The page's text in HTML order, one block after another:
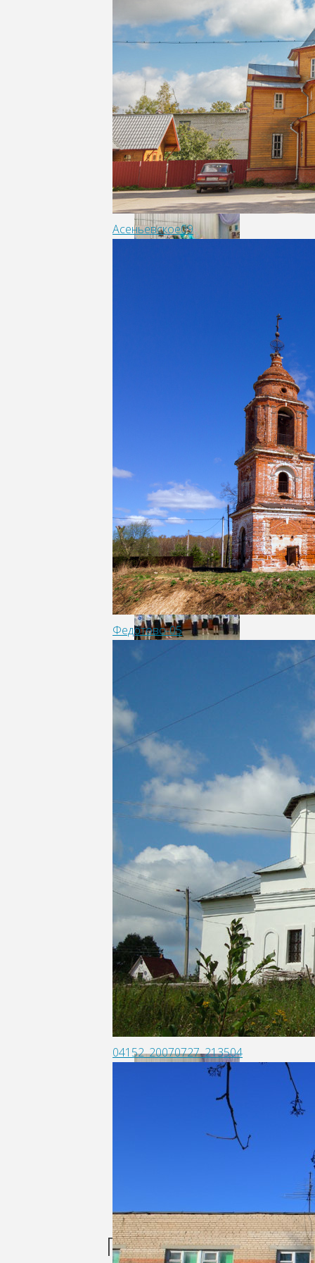
Поделиться:
Асеньевское09
Федотово-05
04152_20070727_213504